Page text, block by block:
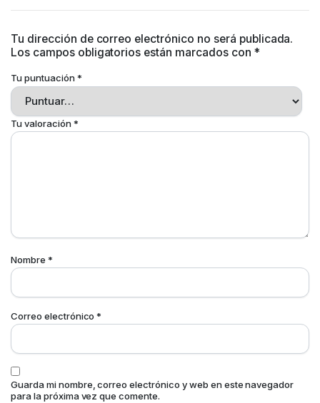
Tu dirección de correo electrónico no será publicada.
Los campos obligatorios están marcados con *
Tu puntuación*
Tu valoración*
Nombre *
Correo electrónico*
Guarda mi nombre, correo electrónico y web en este navegador
para la próxima vez que comente.